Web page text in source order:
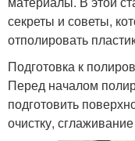
секреты и советы,
отполировать
Подготовка к
Перед началом
подготовить
очистку,